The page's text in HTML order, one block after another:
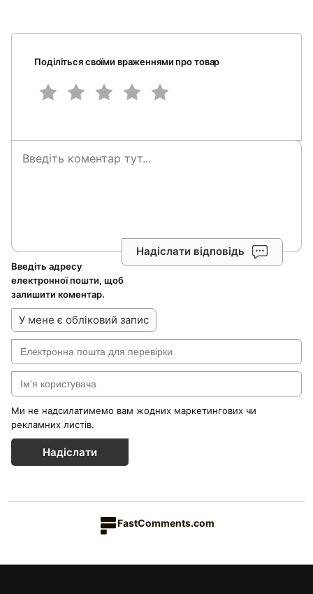
Поділіться своїми враженнями про товар
Надіслати відповідь
Введіть адресу
електронної пошти, щоб
залишити коментар.
У мене є обліковий запис
Ми не надсилатимемо вам жодних маркетингових чи
рекламних листів.
Надіслати
FastComments.com